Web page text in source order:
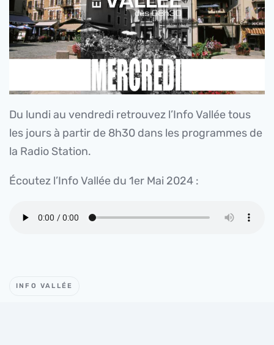
Du lundi au vendredi retrouvez l’Info Vallée tous
les jours à partir de 8h30 dans les programmes de
la Radio Station.
Écoutez l’Info Vallée du 1er Mai 2024 :
INFO VALLÉE